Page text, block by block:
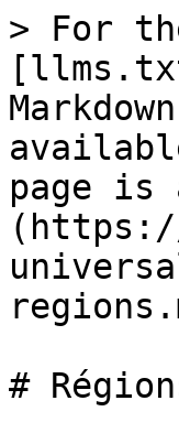
> For
page is
#